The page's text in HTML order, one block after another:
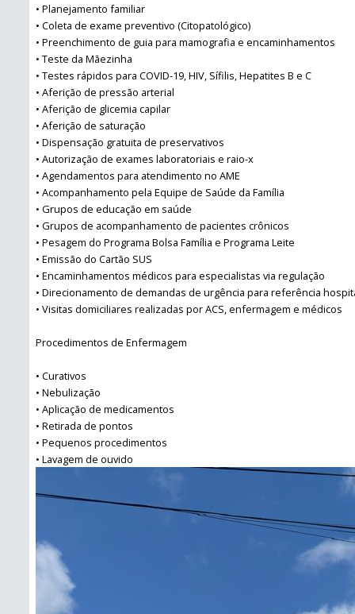
• Planejamento familiar
• Coleta de exame preventivo (Citopatológico)
• Preenchimento de guia para mamografia e encaminhamentos
• Teste da Mãezinha
• Testes rápidos para COVID-19, HIV, Sífilis, Hepatites B e C
• Aferição de pressão arterial
• Aferição de glicemia capilar
• Aferição de saturação
• Dispensação gratuita de preservativos
• Autorização de exames laboratoriais e raio-x
• Agendamentos para atendimento no AME
• Acompanhamento pela Equipe de Saúde da Família
• Grupos de educação em saúde
• Grupos de acompanhamento de pacientes crônicos
• Pesagem do Programa Bolsa Família e Programa Leite
• Emissão do Cartão SUS
• Encaminhamentos médicos para especialistas via regulação
• Direcionamento de demandas de urgência para referência
• Visitas domiciliares realizadas por ACS, enfermagem e médicos
Procedimentos de Enfermagem
• Curativos
• Nebulização
• Aplicação de medicamentos
• Retirada de pontos
• Pequenos procedimentos
• Lavagem de ouvido